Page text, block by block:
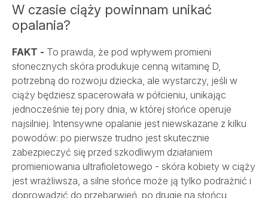
W czasie ciąży powinnam unikać
opalania?
FAKT - To prawda, że pod wpływem promieni
słonecznych skóra produkuje cenną witaminę D,
potrzebną do rozwoju dziecka, ale wystarczy, jeśli w
ciąży będziesz spacerowała w półcieniu, unikając
jednocześnie tej pory dnia, w której słońce operuje
najsilniej. Intensywne opalanie jest niewskazane z kilku
powodów: po pierwsze trudno jest skutecznie
zabezpieczyć się przed szkodliwym działaniem
promieniowania ultrafioletowego - skóra kobiety w ciąży
jest wrażliwsza, a silne słońce może ją tylko podrażnić i
doprowadzić do przebarwień, po drugie na słońcu